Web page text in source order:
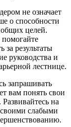
не означает
о способности
целей.
за результаты
руководства и
лестнице.
запрашивать
вам понять свои
на
своими слабыми